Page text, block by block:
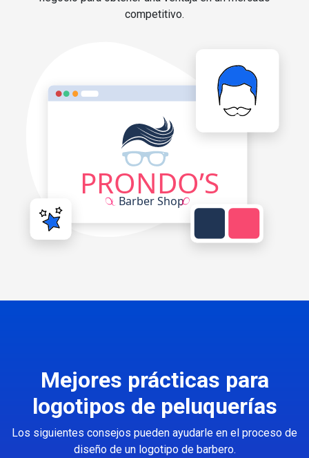
competitivo.
Mejores prácticas para
logotipos de peluquerías
Los siguientes consejos pueden ayudarle en el proceso de
diseño de un logotipo de barbero.